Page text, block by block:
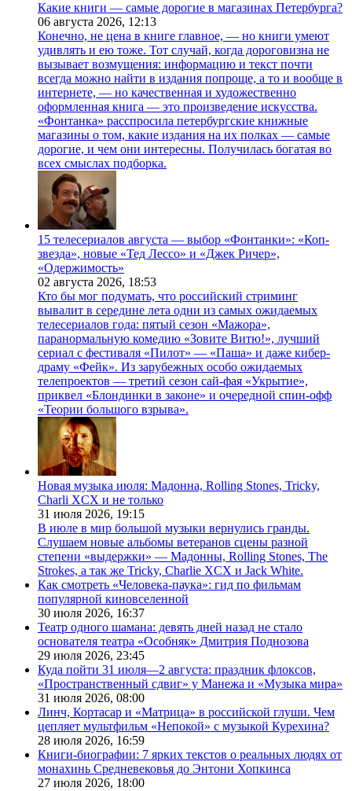
Какие книги — самые дорогие в магазинах Петербурга?
06 августа 2026, 12:13
Конечно, не цена в книге главное, — но книги умеют
удивлять и ею тоже. Тот случай, когда дороговизна не
вызывает возмущения: информацию и текст почти
всегда можно найти в издания попроще, а то и вообще в
интернете, — но качественная и художественно
оформленная книга — это произведение искусства.
«Фонтанка» расспросила петербургские книжные
магазины о том, какие издания на их полках — самые
дорогие, и чем они интересны. Получилась богатая во
всех смыслах подборка.
15 телесериалов августа — выбор «Фонтанки»: «Коп-
звезда», новые «Тед Лессо» и «Джек Ричер»,
«Одержимость»
02 августа 2026, 18:53
Кто бы мог подумать, что российский стриминг
вывалит в середине лета одни из самых ожидаемых
телесериалов года: пятый сезон «Мажора»,
паранормальную комедию «Зовите Витю!», лучший
сериал с фестиваля «Пилот» — «Паша» и даже кибер-
драму «Фейк». Из зарубежных особо ожидаемых
телепроектов — третий сезон сай-фая «Укрытие»,
приквел «Блондинки в законе» и очередной спин-офф
«Теории большого взрыва».
Новая музыка июля: Мадонна, Rolling Stones, Tricky,
Charli XCX и не только
31 июля 2026, 19:15
В июле в мир большой музыки вернулись гранды.
Слушаем новые альбомы ветеранов сцены разной
степени «выдержки» — Мадонны, Rolling Stones, The
Strokes, а так же Tricky, Charlie XCX и Jack White.
Как смотреть «Человека-паука»: гид по фильмам
популярной киновселенной
30 июля 2026, 16:37
Театр одного шамана: девять дней назад не стало
основателя театра «Особняк» Дмитрия Поднозова
29 июля 2026, 23:45
Куда пойти 31 июля—2 августа: праздник флоксов,
«Пространственный сдвиг» у Манежа и «Музыка мира»
31 июля 2026, 08:00
Линч, Кортасар и «Матрица» в российской глуши. Чем
цепляет мультфильм «Непокой» с музыкой Курехина?
28 июля 2026, 16:59
Книги-биографии: 7 ярких текстов о реальных людях от
монахинь Средневековья до Энтони Хопкинса
27 июля 2026, 18:00